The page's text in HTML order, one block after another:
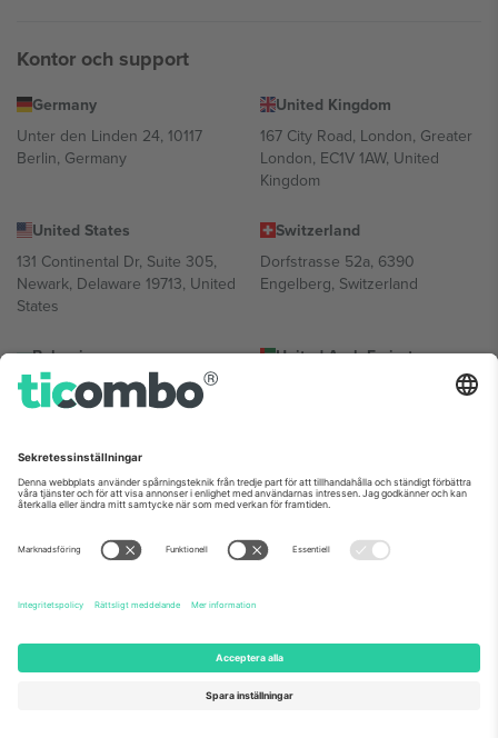
Kontor och support
Germany
Unter den Linden 24, 10117
Berlin, Germany
United Kingdom
167 City Road, London, Greater
London, EC1V 1AW, United
Kingdom
United States
131 Continental Dr, Suite 305,
Newark, Delaware 19713, United
States
Switzerland
Dorfstrasse 52a, 6390
Engelberg, Switzerland
Bulgaria
Regus Sofia City West, bul
Totleben 53-55, 1606 Sofia,
United Arab Emirates
UAE Dubai Silicon Oasis, DDP
Mexico
Av Chapultepec 360, Roma
Norte, Cuauhtémoc, 06700
Ciudad de México, CDMX,
plats, evenemang och/eller domän. För detaljer, se specifik
evenemangssida, avtryck och villkor.,Leverantörens namn
© 2026 Ticombo. Alla rättigheter förbehållna.